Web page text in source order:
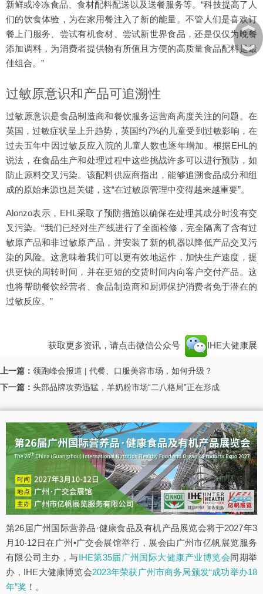
新鲜或冷冻食品、食材配料配送以及送餐服务等。“科技提高了人
们的饮食体验，为在家用餐注入了新的能量。不管人们是喜欢订
餐上门服务、尝试有机食材、尝试新世界食品，还是仅仅为晚餐
添加调料，为消费者提供物有所值且方便的高质量食品配料是最
佳组合。”
过敏原意识和产品可追溯性
过敏原意识是食品制造商和餐饮服务运营商高度关注的问题。在
英国，过敏症状呈上升趋势，英国约7%的儿童受到过敏影响，在
过去五年中因过敏反应入院的儿童人数也逐年增加。根据EHL的
说法，在食品生产和处理过程中这些挑战许多可以进行预防，如
防止原料交叉污染。该配料供应商指出，能够追溯食品成分和组
成的原始来源也是关键，这“在过敏原管理中变得越来越重要”。
Alonzo表示，EHL采取了预防措施以确保在处理其成分时没有交
叉污染。“我们已经对生产线进行了全面检修，完全隔离了含有过
敏原产品和非过敏原产品，并安装了新的机器以降低产品交叉污
染的风险。这意味着我们可以更有效地运作，加快生产速度，提
供更快的周转时间，并在更短的交货时间内向客户交付产品。这
也将帮助餐饮经营者、食品制造商和厨师保护消费者免于潜在的
过敏反应。”
获取更多资讯，请点击微信公众号 IHE大健康展
上一篇： 领跑峰会报道 | 代餐、口服美容市场，如何升级？
下一篇： 头部品牌攻势迅猛，羊奶粉市场“二八格局”正在形成
第26届广州国际营养品·健康食品及有机产品展览会将于2027年3
月10-12日在广州•广交会展馆举行，展会由广州市亿帆展览服务
有限公司主办，与IHE第35届广州国际大健康产业博览会同期举
办，IHE大健康博览会2023年荣获广州市商务局颁发“成功举办18
年”奖 ！。
︽
︾